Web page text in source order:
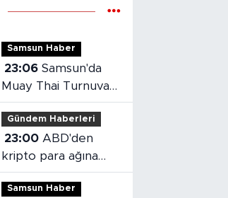
Samsun Haber
23:06 Samsun'da
Muay Thai Turnuvası
heyecanı başladı
Gündem Haberleri
23:00 ABD'den
kripto para ağına
yaptırım
Samsun Haber